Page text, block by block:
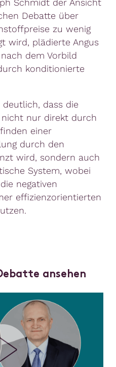
Debatte über
zu wenig
wird, plädierte Angus
dem Vorbild
konditionierte
dass die
nur direkt durch
einer
durch den
wird, sondern auch
System, wobei
negativen
effizienzorientierten
ansehen